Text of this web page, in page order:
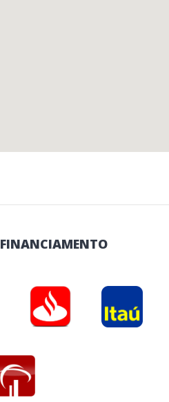
FINANCIAMENTO